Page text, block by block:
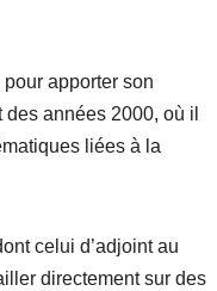
apporter son
années 2000, où il
liées à la
celui d’adjoint au
directement sur des